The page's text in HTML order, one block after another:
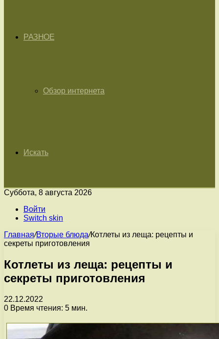
РАЗНОЕ
Обзор интернета
Искать
Суббота, 8 августа 2026
Войти
Switch skin
Главная/Вторые блюда/Котлеты из леща: рецепты и
секреты приготовления
Котлеты из леща: рецепты и
секреты приготовления
22.12.2022
0 Время чтения: 5 мин.